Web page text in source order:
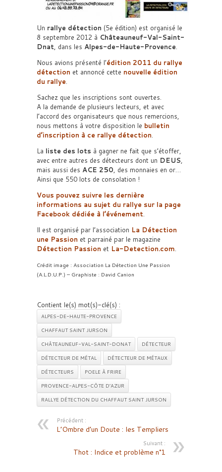
Un rallye détection (5e édition) est organisé le
8 septembre 2012 à Châteauneuf-Val-Saint-
Dnat, dans les Alpes-de-Haute-Provence.
Nous avions présenté l’édition 2011 du rallye
détection et annoncé cette nouvelle édition
du rallye.
Sachez que les inscriptions sont ouvertes.
A la demande de plusieurs lecteurs, et avec
l’accord des organisateurs que nous remercions,
nous mettons à votre disposition le bulletin
d’inscription à ce rallye détection.
La liste des lots à gagner ne fait que s’étoffer,
avec entre autres des détecteurs dont un DEUS,
mais aussi des ACE 250, des monnaies en or…
Ainsi que 550 lots de consolation !
Vous pouvez suivre les dernière
informations au sujet du rallye sur la page
Facebook dédiée à l’événement.
Il est organisé par l’association La Détection
une Passion et parrainé par le magazine
Détection Passion et La-Detection.com.
Crédit image : Association La Détection Une Passion
(A.L.D.U.P.) – Graphiste : David Canion
Contient le(s) mot(s)-clé(s) :
ALPES-DE-HAUTE-PROVENCE
CHAFFAUT SAINT JURSON
CHÂTEAUNEUF-VAL-SAINT-DONAT
DÉTECTEUR
DÉTECTEUR DE MÉTAL
DÉTECTEUR DE MÉTAUX
DÉTECTEURS
POELE À FRIRE
PROVENCE-ALPES-CÔTE D’AZUR
RALLYE DÉTECTION DU CHAFFAUT SAINT JURSON
Précédent :
L’Ombre d’un Doute : les Templiers
Suivant :
Thot : Indice et problème n°1